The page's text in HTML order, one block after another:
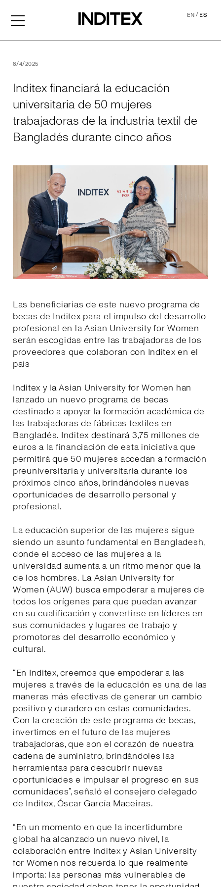
EN/ES
8/4/2025
Inditex financiará la educación
universitaria de 50 mujeres
trabajadoras de la industria textil de
Bangladés durante cinco años
Las beneficiarias de este nuevo programa de
becas de Inditex para el impulso del desarrollo
profesional en la Asian University for Women
serán escogidas entre las trabajadoras de los
proveedores que colaboran con Inditex en el
país
Inditex y la Asian University for Women han
lanzado un nuevo programa de becas
destinado a apoyar la formación académica de
las trabajadoras de fábricas textiles en
Bangladés. Inditex destinará 3,75 millones de
euros a la financiación de esta iniciativa que
permitirá que 50 mujeres accedan a formación
preuniversitaria y universitaria durante los
próximos cinco años, brindándoles nuevas
oportunidades de desarrollo personal y
profesional.
La educación superior de las mujeres sigue
siendo un asunto fundamental en Bangladesh,
donde el acceso de las mujeres a la
universidad aumenta a un ritmo menor que la
de los hombres. La Asian University for
Women (AUW) busca empoderar a mujeres de
todos los orígenes para que puedan avanzar
en su cualificación y convertirse en líderes en
sus comunidades y lugares de trabajo y
promotoras del desarrollo económico y
cultural.
“En Inditex, creemos que empoderar a las
mujeres a través de la educación es una de las
maneras más efectivas de generar un cambio
positivo y duradero en estas comunidades.
Con la creación de este programa de becas,
invertimos en el futuro de las mujeres
trabajadoras, que son el corazón de nuestra
cadena de suministro, brindándoles las
herramientas para descubrir nuevas
oportunidades e impulsar el progreso en sus
comunidades”, señaló el consejero delegado
de Inditex, Óscar García Maceiras.
“En un momento en que la incertidumbre
global ha alcanzado un nuevo nivel, la
colaboración entre Inditex y Asian University
for Women nos recuerda lo que realmente
importa: las personas más vulnerables de